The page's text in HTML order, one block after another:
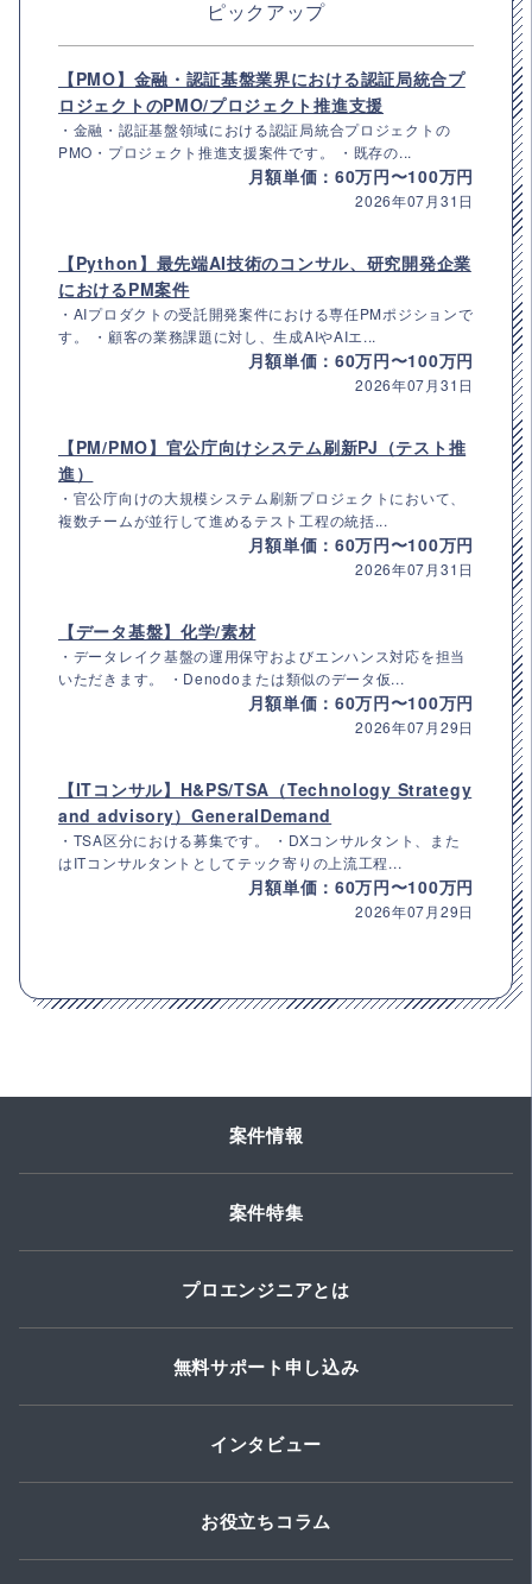
ピックアップ
【PMO】金融・認証基盤業界における認証局統合プ
ロジェクトのPMO/プロジェクト推進支援
・金融・認証基盤領域における認証局統合プロジェクトの
PMO・プロジェクト推進支援案件です。 ・既存の...
月額単価：60万円〜100万円
2026年07月31日
【Python】最先端AI技術のコンサル、研究開発企業
におけるPM案件
・AIプロダクトの受託開発案件における専任PMポジションで
す。 ・顧客の業務課題に対し、生成AIやAIエ...
月額単価：60万円〜100万円
2026年07月31日
【PM/PMO】官公庁向けシステム刷新PJ（テスト推
進）
・官公庁向けの大規模システム刷新プロジェクトにおいて、
複数チームが並行して進めるテスト工程の統括...
月額単価：60万円〜100万円
2026年07月31日
【データ基盤】化学/素材
・データレイク基盤の運用保守およびエンハンス対応を担当
いただきます。 ・Denodoまたは類似のデータ仮...
月額単価：60万円〜100万円
2026年07月29日
【ITコンサル】H&PS/TSA（Technology Strategy
and advisory）GeneralDemand
・TSA区分における募集です。 ・DXコンサルタント、また
はITコンサルタントとしてテック寄りの上流工程...
月額単価：60万円〜100万円
2026年07月29日
案件情報
案件特集
プロエンジニアとは
無料サポート申し込み
インタビュー
お役立ちコラム